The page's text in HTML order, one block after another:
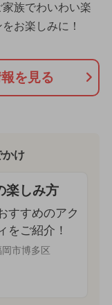
族でわいわい楽
お楽しみに！
を見る
かけ
楽しみ方
すすめのアク
をご紹介！
市博多区